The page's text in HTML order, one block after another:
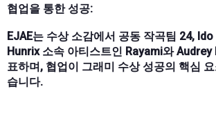
협업을 통한 성공:
EJAE는 수상 소감에서 공동 작곡팀 24,
Hunrix 소속 아티스트인 Rayami와 Audrey
표하며, 협업이 그래미 수상 성공의 핵심
습니다.